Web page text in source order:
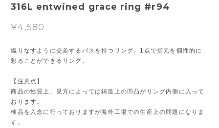
316L entwined grace ring #r94
¥4,580
織りなすように交差するパスを持つリング。1点で指元を個性的に
彩ることができるリング。
【注意点】
商品の性質上、見方によっては鋳造上の凹凸がリング内側に入って
おります。
検品を入念に行っておりますが海外工場での生産上の問題になりま
す。